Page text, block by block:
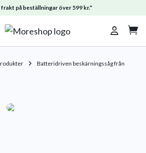
frakt på beställningar över 599 kr.*

Batteridriven beskärningssåg från